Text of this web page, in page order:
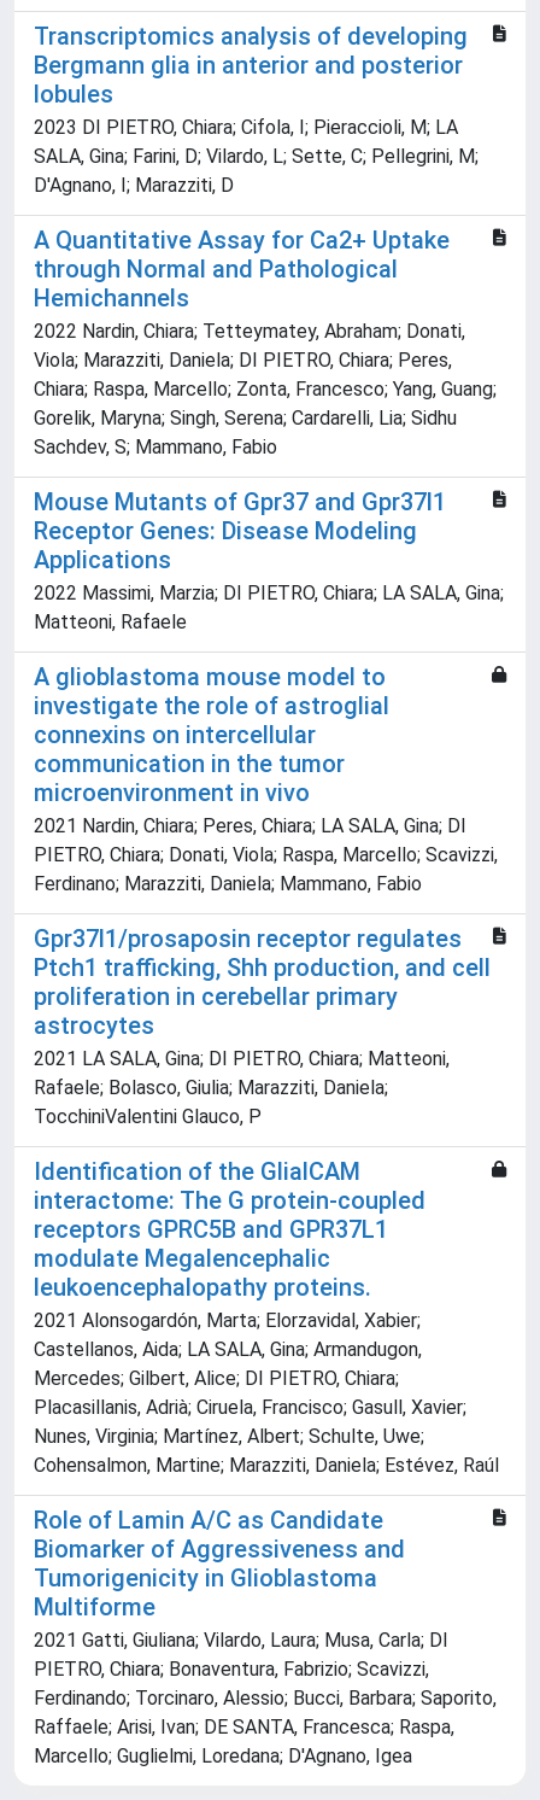
Transcriptomics analysis of developing
Bergmann glia in anterior and posterior
lobules
2023 DI PIETRO, Chiara; Cifola, I; Pieraccioli, M; LA
SALA, Gina; Farini, D; Vilardo, L; Sette, C; Pellegrini, M;
D'Agnano, I; Marazziti, D
A Quantitative Assay for Ca2+ Uptake
through Normal and Pathological
Hemichannels
2022 Nardin, Chiara; Tetteymatey, Abraham; Donati,
Viola; Marazziti, Daniela; DI PIETRO, Chiara; Peres,
Chiara; Raspa, Marcello; Zonta, Francesco; Yang, Guang;
Gorelik, Maryna; Singh, Serena; Cardarelli, Lia; Sidhu
Sachdev, S; Mammano, Fabio
Mouse Mutants of Gpr37 and Gpr37l1
Receptor Genes: Disease Modeling
Applications
2022 Massimi, Marzia; DI PIETRO, Chiara; LA SALA, Gina;
Matteoni, Rafaele
A glioblastoma mouse model to
investigate the role of astroglial
connexins on intercellular
communication in the tumor
microenvironment in vivo
2021 Nardin, Chiara; Peres, Chiara; LA SALA, Gina; DI
PIETRO, Chiara; Donati, Viola; Raspa, Marcello; Scavizzi,
Ferdinano; Marazziti, Daniela; Mammano, Fabio
Gpr37l1/prosaposin receptor regulates
Ptch1 trafficking, Shh production, and cell
proliferation in cerebellar primary
astrocytes
2021 LA SALA, Gina; DI PIETRO, Chiara; Matteoni,
Rafaele; Bolasco, Giulia; Marazziti, Daniela;
TocchiniValentini Glauco, P
Identification of the GlialCAM
interactome: The G protein-coupled
receptors GPRC5B and GPR37L1
modulate Megalencephalic
leukoencephalopathy proteins.
2021 Alonsogardón, Marta; Elorzavidal, Xabier;
Castellanos, Aida; LA SALA, Gina; Armandugon,
Mercedes; Gilbert, Alice; DI PIETRO, Chiara;
Placasillanis, Adrià; Ciruela, Francisco; Gasull, Xavier;
Nunes, Virginia; Martínez, Albert; Schulte, Uwe;
Cohensalmon, Martine; Marazziti, Daniela; Estévez, Raúl
Role of Lamin A/C as Candidate
Biomarker of Aggressiveness and
Tumorigenicity in Glioblastoma
Multiforme
2021 Gatti, Giuliana; Vilardo, Laura; Musa, Carla; DI
PIETRO, Chiara; Bonaventura, Fabrizio; Scavizzi,
Ferdinando; Torcinaro, Alessio; Bucci, Barbara; Saporito,
Raffaele; Arisi, Ivan; DE SANTA, Francesca; Raspa,
Marcello; Guglielmi, Loredana; D'Agnano, Igea